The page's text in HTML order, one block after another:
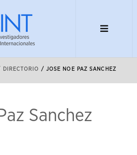
DIRECTORIO / JOSE NOE PAZ SANCHEZ
Sanchez